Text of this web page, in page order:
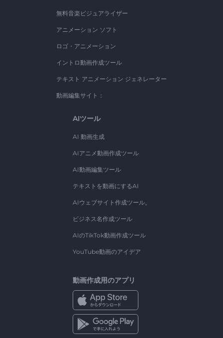
無料音楽ビジュアライザー
アニメーション ソフト
ロゴ・アニメーション
イントロ動画作成ツール
テキスト アニメーション ジェネレーター
動画編集サイト：
AIツール
AI 動画生成
AIアニメ動画作成ツール
AI動画編集ツール
テキストを動画にするAI
AIウェブサイト作成ツール。
ビジネス名作成ツール
AIのTikTok動画作成ツール
YouTube動画のアイデア
動画作成用のアプリ